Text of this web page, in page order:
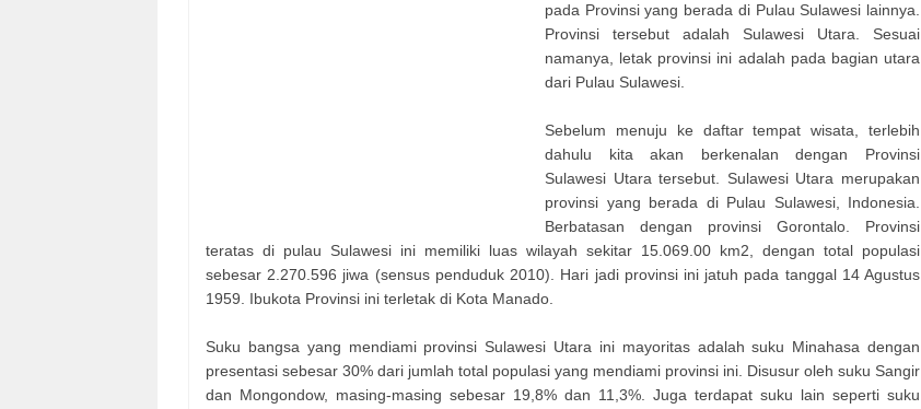
pada Provinsi yang berada di Pulau Sulawesi lainnya.
Provinsi tersebut adalah Sulawesi Utara. Sesuai
namanya, letak provinsi ini adalah pada bagian utara
dari Pulau Sulawesi.
Sebelum menuju ke daftar tempat wisata, terlebih
dahulu kita akan berkenalan dengan Provinsi
Sulawesi Utara tersebut. Sulawesi Utara merupakan
provinsi yang berada di Pulau Sulawesi, Indonesia.
Berbatasan dengan provinsi Gorontalo. Provinsi
teratas di pulau Sulawesi ini memiliki luas wilayah sekitar 15.069.00 km2, dengan total populasi
sebesar 2.270.596 jiwa (sensus penduduk 2010). Hari jadi provinsi ini jatuh pada tanggal 14 Agustus
1959. Ibukota Provinsi ini terletak di Kota Manado.
Suku bangsa yang mendiami provinsi Sulawesi Utara ini mayoritas adalah suku Minahasa dengan
presentasi sebesar 30% dari jumlah total populasi yang mendiami provinsi ini. Disusur oleh suku Sangir
dan Mongondow, masing-masing sebesar 19,8% dan 11,3%. Juga terdapat suku lain seperti suku